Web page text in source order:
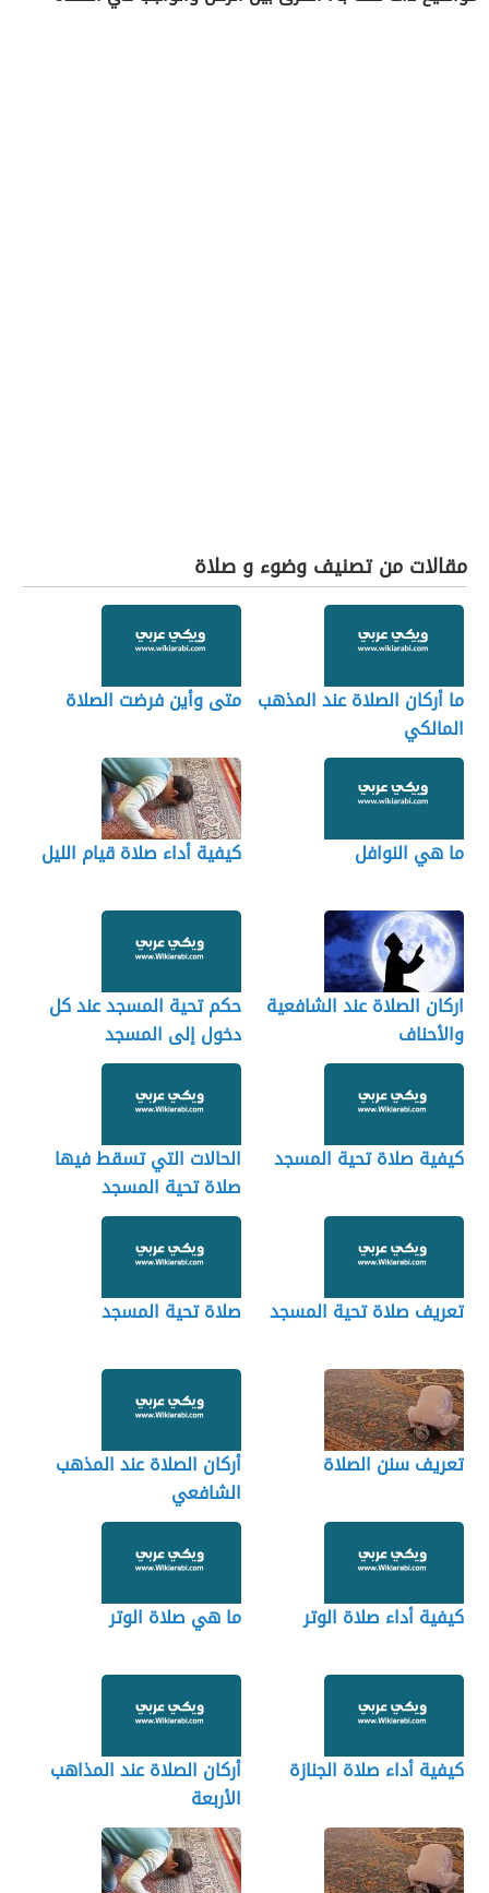
مقالات من تصنيف وضوء و صلاة
ما أركان الصلاة عند المذهب
المالكي
متى وأين فرضت الصلاة
ما هي النوافل كيفية أداء صلاة قيام الليل
اركان الصلاة عند الشافعية
والأحناف
حكم تحية المسجد عند كل
دخول إلى المسجد
كيفية صلاة تحية المسجد
الحالات التي تسقط فيها
صلاة تحية المسجد
تعريف صلاة تحية المسجد صلاة تحية المسجد
تعريف سنن الصلاة
أركان الصلاة عند المذهب
الشافعي
كيفية أداء صلاة الوتر ما هي صلاة الوتر
كيفية أداء صلاة الجنازة
أركان الصلاة عند المذاهب
الأربعة